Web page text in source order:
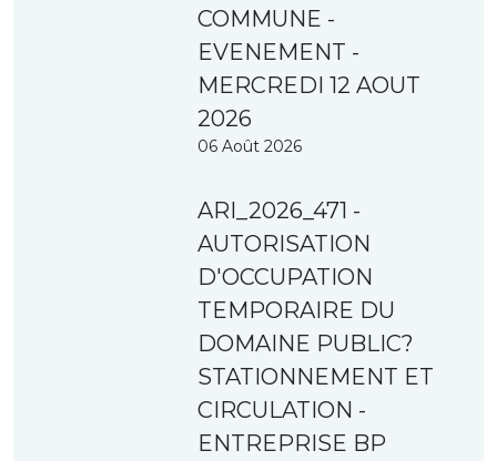
COMMUNE -
EVENEMENT -
MERCREDI 12 AOUT
2026
06 Août 2026
ARI_2026_471 -
AUTORISATION
D'OCCUPATION
TEMPORAIRE DU
DOMAINE PUBLIC?
STATIONNEMENT ET
CIRCULATION -
ENTREPRISE BP